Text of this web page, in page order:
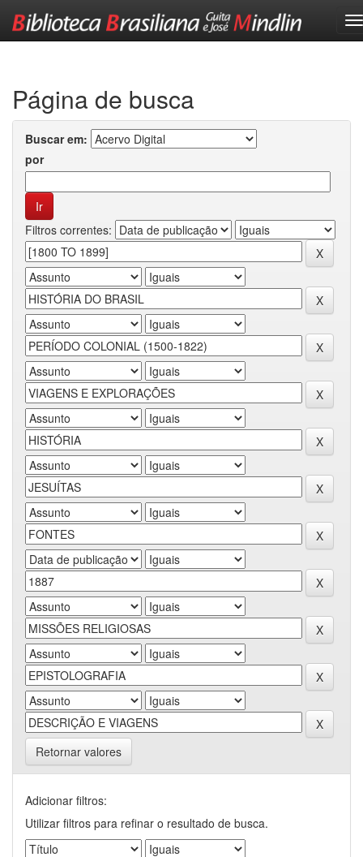
Página de busca
Buscar em:
por
Filtros correntes:
Retornar valores
Adicionar filtros:
Utilizar filtros para refinar o resultado de busca.